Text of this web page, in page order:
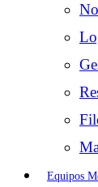
Equipos